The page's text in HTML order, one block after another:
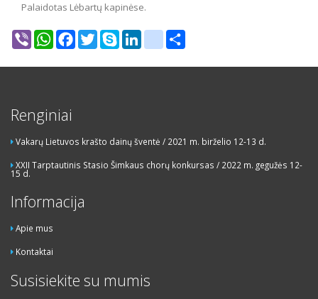
Palaidotas Lėbartų kapinėse.
Viber WhatsAppFacebook
TwitterSkype LinkedIngoogle_bookmarks
Renginiai
Vakarų Lietuvos krašto dainų šventė / 2021 m. birželio 12-13 d.
XXII Tarptautinis Stasio Šimkaus chorų konkursas / 2022 m. gegužės 12-
15 d.
Informacija
Apie mus
Kontaktai
Susisiekite su mumis